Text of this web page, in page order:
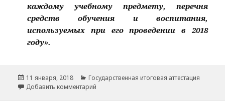
каждому учебному предмету, перечня
средств обучения и воспитания,
используемых при его проведении в 2018
году».
Опубликовано
11 января, 2018 Рубрики
Государственная итоговая аттестация
Добавить комментарий